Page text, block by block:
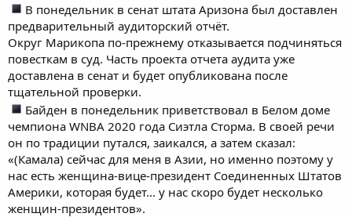
В понедельник в сенат штата Аризона был доставлен
предварительный аудиторский отчёт.
Округ Марикопа по-прежнему отказывается подчиняться
повесткам в суд. Часть проекта отчета аудита уже
доставлена в сенат и будет опубликована после
тщательной проверки.
Байден в понедельник приветствовал в Белом доме
чемпиона WNBA 2020 года Сиэтла Сторма. В своей речи
он по традиции путался, заикался, а затем сказал:
«(Камала) сейчас для меня в Азии, но именно поэтому у
нас есть женщина-вице-президент Соединенных Штатов
Америки, которая будет... у нас скоро будет несколько
женщин-президентов».